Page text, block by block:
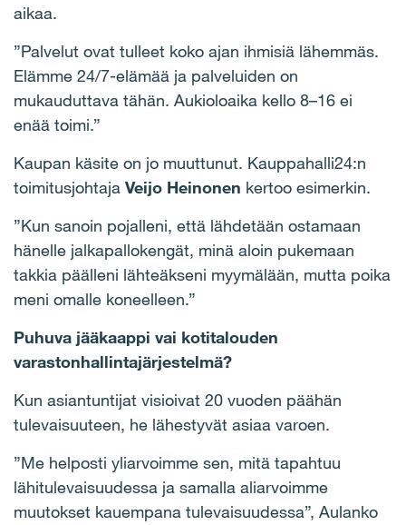
aikaa.
”Palvelut ovat tulleet koko ajan ihmisiä lähemmäs.
Elämme 24/7-elämää ja palveluiden on
mukauduttava tähän. Aukioloaika kello 8–16 ei
enää toimi.”
Kaupan käsite on jo muuttunut. Kauppahalli24:n
toimitusjohtaja Veijo Heinonen kertoo esimerkin.
”Kun sanoin pojalleni, että lähdetään ostamaan
hänelle jalkapallokengät, minä aloin pukemaan
takkia päälleni lähteäkseni myymälään, mutta poika
meni omalle koneelleen.”
Puhuva jääkaappi vai kotitalouden
varastonhallintajärjestelmä?
Kun asiantuntijat visioivat 20 vuoden päähän
tulevaisuuteen, he lähestyvät asiaa varoen.
”Me helposti yliarvoimme sen, mitä tapahtuu
lähitulevaisuudessa ja samalla aliarvoimme
muutokset kauempana tulevaisuudessa”, Aulanko